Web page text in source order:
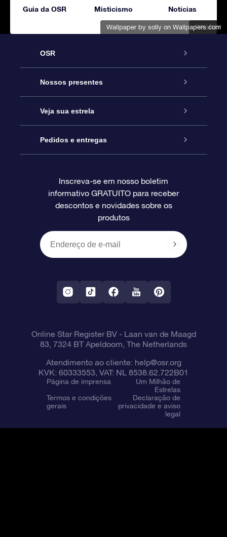
PIXABAY
Wallpaper by solly on Wallpapers.com
Guia da OSR Misticismo Notícias
OSR
Serviço
Entre em contato conosco
Blog
Avaliações
Nossos presentes
Presente estrelar on-line
Pacote de presente da OSR
O cartão de presente da OSR
Presentes corporativos
Veja sua estrela
Star Register
Página estelar personalizada
Um Milhão de Estrelas
OSR Starsaver
Aplicativo RV Fly me to the stars
Pedidos e entregas
Informações de pagamento
Política de devolução
Constelações
Inscreva-se em nosso boletim
informativo GRATUITO para receber
descontos e novidades sobre os
produtos
Online Star Register BV- Laan van de Maagd
83, 7324 BT Apeldoorn, The Netherlands
Atendimento ao cliente: help@osr.org
KVK: 60333553, VAT: NL 8538.62.722B01
Página de imprensa
Um Milhão de
Estrelas
Termos e condições
gerais
Declaração de
privacidade e aviso
legal